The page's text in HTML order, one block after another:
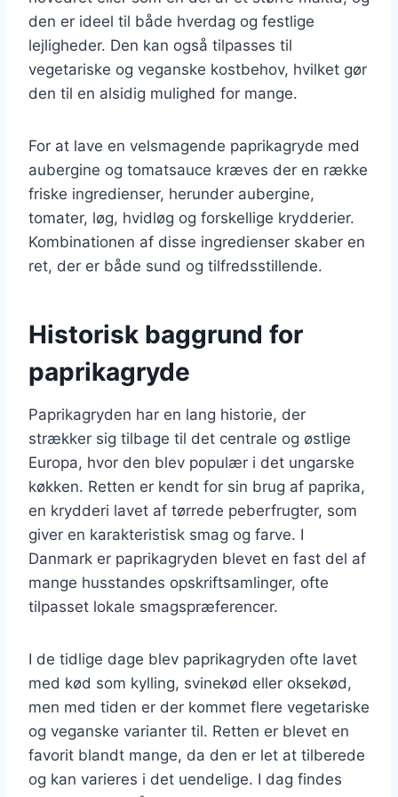
den er ideel til både hverdag og festlige
lejligheder. Den kan også tilpasses til
vegetariske og veganske kostbehov, hvilket gør
den til en alsidig mulighed for mange.
For at lave en velsmagende paprikagryde med
aubergine og tomatsauce kræves der en række
friske ingredienser, herunder aubergine,
tomater, løg, hvidløg og forskellige krydderier.
Kombinationen af disse ingredienser skaber en
ret, der er både sund og tilfredsstillende.
Historisk baggrund for
paprikagryde
Paprikagryden har en lang historie, der
strækker sig tilbage til det centrale og østlige
Europa, hvor den blev populær i det ungarske
køkken. Retten er kendt for sin brug af paprika,
en krydderi lavet af tørrede peberfrugter, som
giver en karakteristisk smag og farve. I
Danmark er paprikagryden blevet en fast del af
mange husstandes opskriftsamlinger, ofte
tilpasset lokale smagspræferencer.
I de tidlige dage blev paprikagryden ofte lavet
med kød som kylling, svinekød eller oksekød,
men med tiden er der kommet flere vegetariske
og veganske varianter til. Retten er blevet en
favorit blandt mange, da den er let at tilberede
og kan varieres i det uendelige. I dag findes